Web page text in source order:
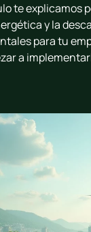
te explicamos
y la
para tu
a